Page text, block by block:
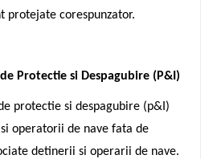
protejate corespunzator.
Protectie si Despagubire (P&I)
protectie si despagubire (p&I)
operatorii de nave fata de
detinerii si operarii de nave.